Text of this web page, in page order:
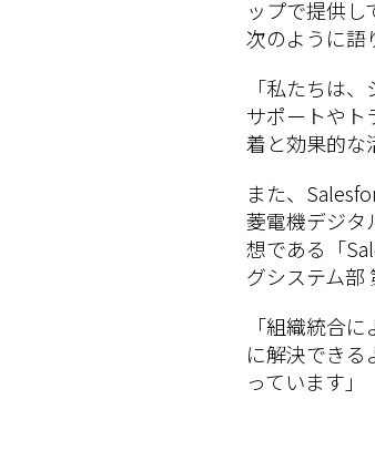
ップで提供
次のように語
「私たちは
サポートやト
着と効果的な
また、
菱電機デジタ
想である「
グシステム部
「組織統合
に解決でき
っています」